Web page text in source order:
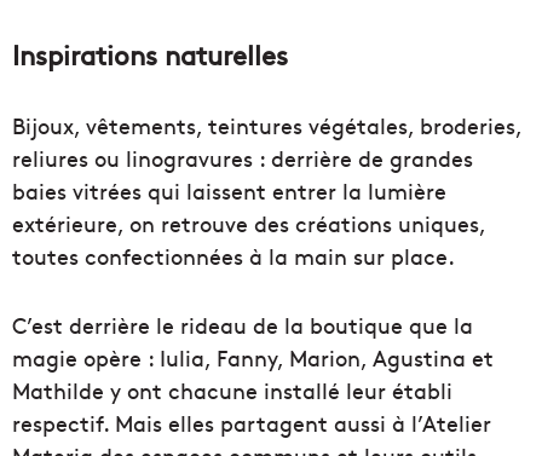
Inspirations naturelles
Bijoux, vêtements, teintures végétales, broderies,
reliures ou linogravures : derrière de grandes
baies vitrées qui laissent entrer la lumière
extérieure, on retrouve des créations uniques,
toutes confectionnées à la main sur place.
C’est derrière le rideau de la boutique que la
magie opère : Iulia, Fanny, Marion, Agustina et
Mathilde y ont chacune installé leur établi
respectif. Mais elles partagent aussi à l’Atelier